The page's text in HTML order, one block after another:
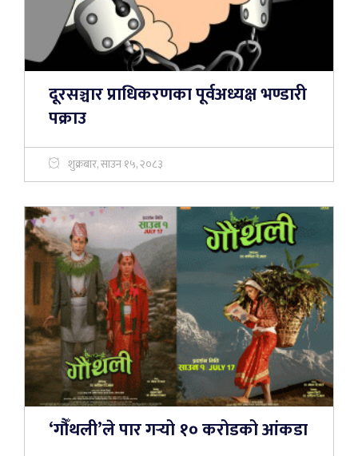
दूरसञ्चार प्राधिकरणका पूर्वअध्यक्ष भण्डारी
पक्राउ
शुक्रबार, साउन १५, २०८३
‘गौँथली’ले पार गर्‍यो १० करोडको आंकडा